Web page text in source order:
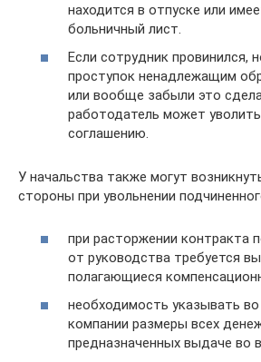
находится в отпуске или
больничный лист.
Если сотрудник провинился,
проступок ненадлежащим
или вообще забыли это
работодатель может
соглашению.
У начальства также могут
стороны при увольнении
при расторжении контракта
от руководства требуется
полагающиеся
необходимость указывать во
компании размеры всех
предназначенных выдаче во